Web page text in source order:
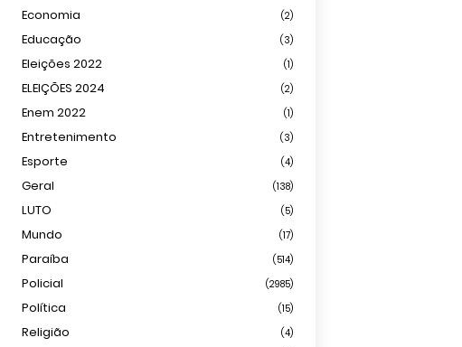
Economia (2)
Educação (3)
Eleições 2022 (1)
ELEIÇÕES 2024 (2)
Enem 2022 (1)
Entretenimento (3)
Esporte (4)
Geral (138)
LUTO (5)
Mundo (17)
Paraíba (514)
Policial (2985)
Política (15)
Religião (4)